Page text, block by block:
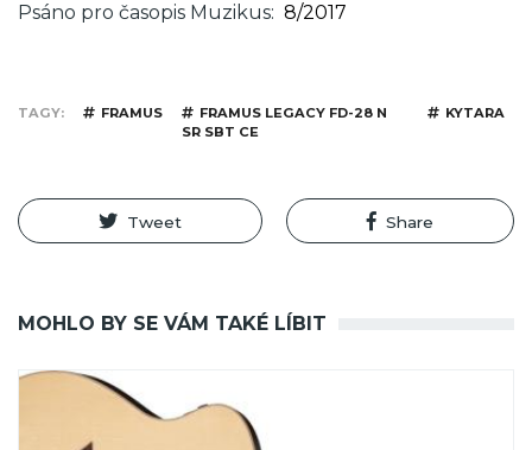
Psáno pro časopis Muzikus 8/2017
TAGY FRAMUS
FRAMUS LEGACY FD-28 N
SR SBT CE
KYTARA
Tweet Share
MOHLO BY SE VÁM TAKÉ LÍBIT